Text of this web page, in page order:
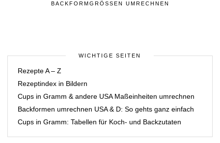
BACKFORMGRÖSSEN UMRECHNEN
WICHTIGE SEITEN
Rezepte A – Z
Rezeptindex in Bildern
Cups in Gramm & andere USA Maßeinheiten umrechnen
Backformen umrechnen USA & D: So gehts ganz einfach
Cups in Gramm: Tabellen für Koch- und Backzutaten